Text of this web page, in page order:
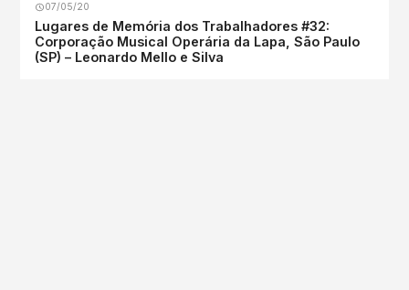
07/05/20
Lugares de Memória dos Trabalhadores #32:
Corporação Musical Operária da Lapa, São Paulo
(SP) – Leonardo Mello e Silva